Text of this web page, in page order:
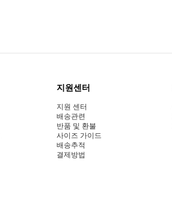
지원센터
지원 센터
배송관련
반품 및 환불
사이즈 가이드
배송추적
결제방법